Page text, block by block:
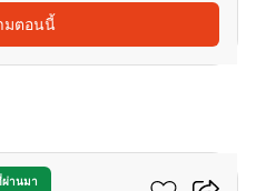
มตอนนี้
ผ่านมา